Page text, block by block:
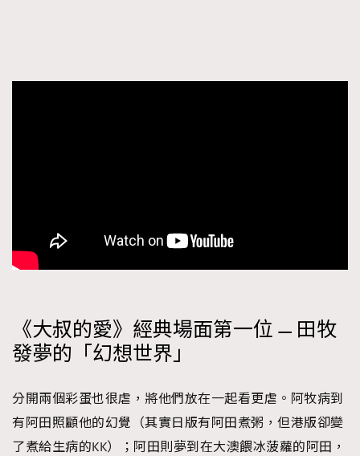
《大叔的愛》經典場面第一位 — 田牧
發夢的「幻想世界」
分開兩個彩蛋也很虐，將他們放在一起看更虐。阿牧病到
有阿田照顧他的幻覺（其實日版有阿田煮粥，但港版卻變
了煮給生病的KK）；阿田則夢到在大澳餵冰菠蘿的阿田，